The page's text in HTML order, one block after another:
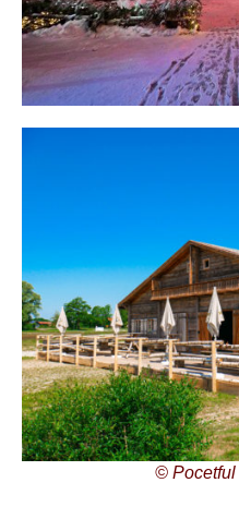
© Pocetful